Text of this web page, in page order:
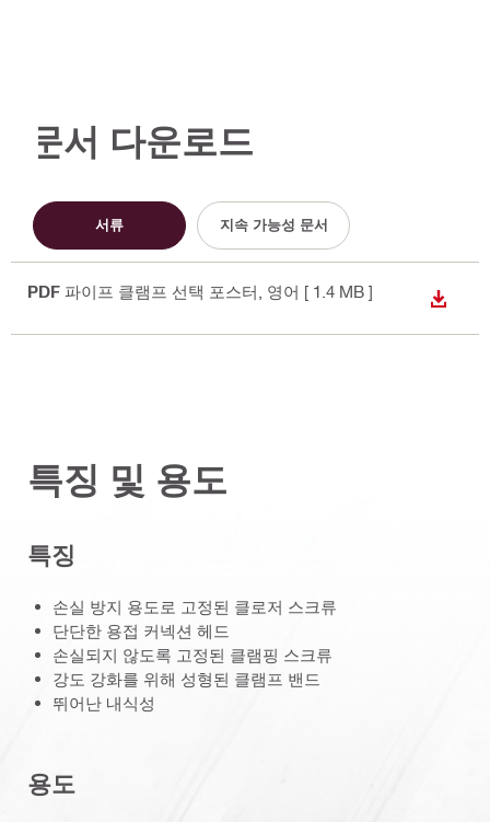
문서 다운로드
서류 지속 가능성 문서
PDF 파이프 클램프 선택 포스터 , 영어 [ 1.4 MB ]
다운로
특징 및 용도
특징
손실 방지 용도로 고정된 클로저 스크류
단단한 용접 커넥션 헤드
손실되지 않도록 고정된 클램핑 스크류
강도 강화를 위해 성형된 클램프 밴드
뛰어난 내식성
용도